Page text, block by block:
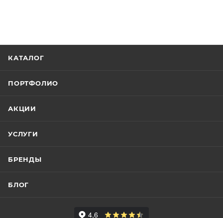
КАТАЛОГ
ПОРТФОЛИО
АКЦИИ
УСЛУГИ
БРЕНДЫ
БЛОГ